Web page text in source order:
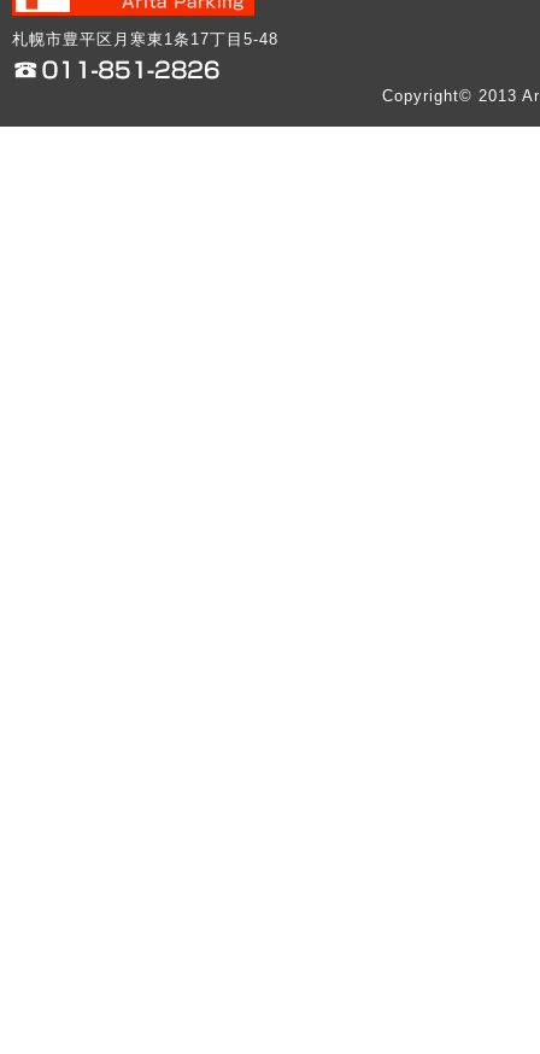
札幌市豊平区月寒東1条17丁目5-48
Copyright© 2013